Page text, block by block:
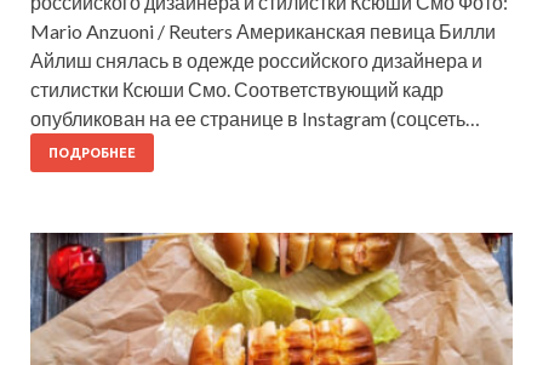
Mario Anzuoni / Reuters Американская певица Билли
Айлиш снялась в одежде российского дизайнера и
стилистки Ксюши Смо. Соответствующий кадр
опубликован на ее странице в Instagram (соцсеть…
ПОДРОБНЕЕ